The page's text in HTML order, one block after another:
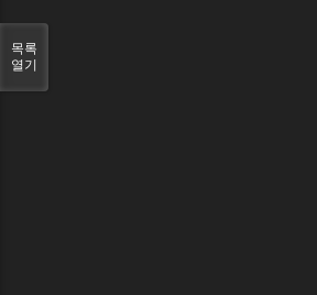
목록
열기